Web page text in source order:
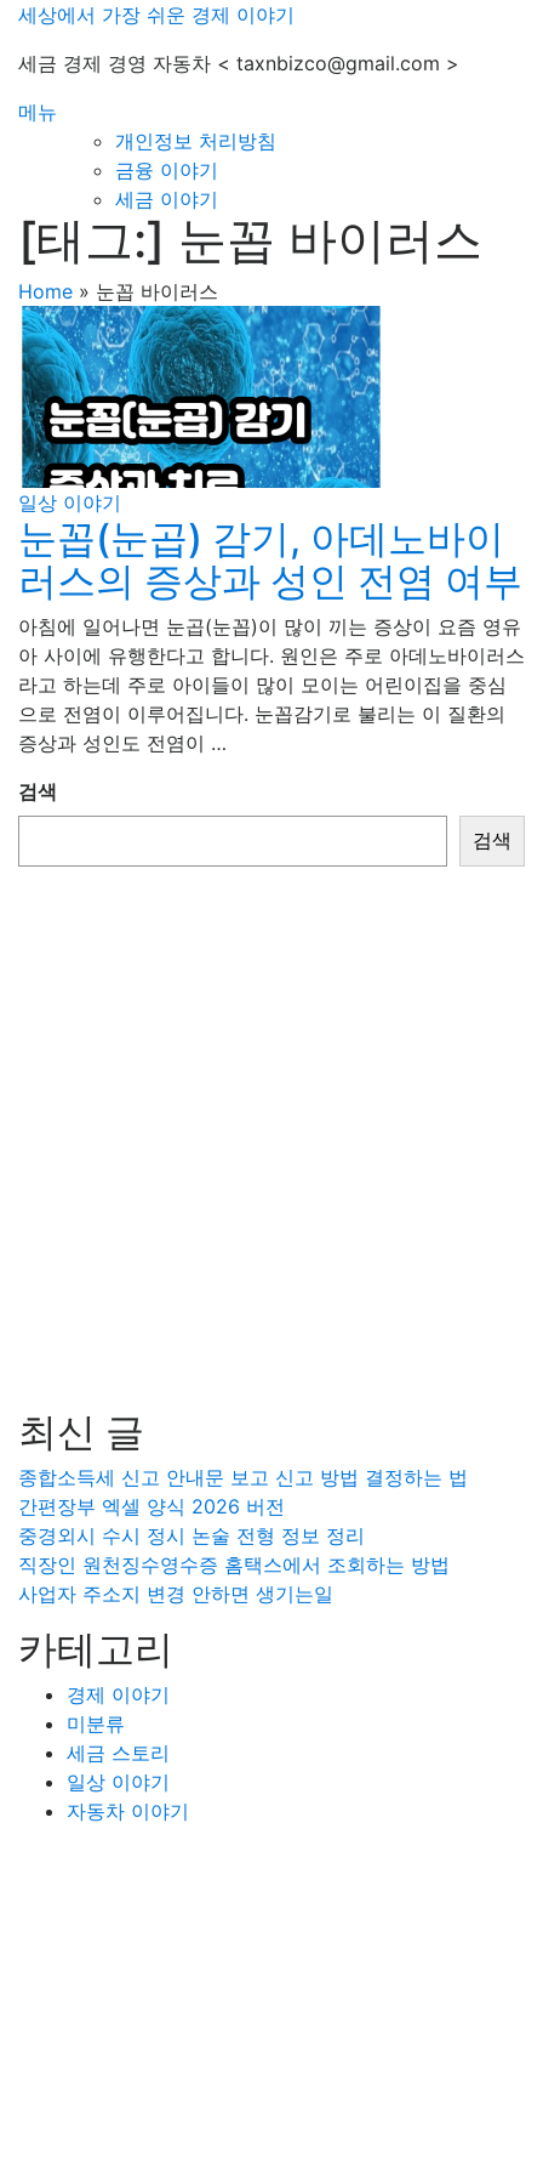
세상에서 가장 쉬운 경제 이야기
세금 경제 경영 자동차 < taxnbizco@gmail.com >
메뉴
개인정보 처리방침
금융 이야기
세금 이야기
[태그:] 눈꼽 바이러스
Home » 눈꼽 바이러스
일상 이야기
눈꼽(눈곱) 감기, 아데노바이
러스의 증상과 성인 전염 여부
아침에 일어나면 눈곱(눈꼽)이 많이 끼는 증상이 요즘 영유
아 사이에 유행한다고 합니다. 원인은 주로 아데노바이러스
라고 하는데 주로 아이들이 많이 모이는 어린이집을 중심
으로 전염이 이루어집니다. 눈꼽감기로 불리는 이 질환의
증상과 성인도 전염이 …
검색
검색
최신 글
종합소득세 신고 안내문 보고 신고 방법 결정하는 법
간편장부 엑셀 양식 2026 버전
중경외시 수시 정시 논술 전형 정보 정리
직장인 원천징수영수증 홈택스에서 조회하는 방법
사업자 주소지 변경 안하면 생기는일
카테고리
경제 이야기
미분류
세금 스토리
일상 이야기
자동차 이야기